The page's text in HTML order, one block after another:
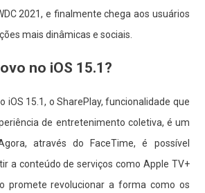
2021, e finalmente chega aos usuários
mais dinâmicas e sociais.
no iOS 15.1?
iOS 15.1, o SharePlay, funcionalidade que
de entretenimento coletiva, é um
através do FaceTime, é possível
a conteúdo de serviços como Apple TV+
promete revolucionar a forma como os